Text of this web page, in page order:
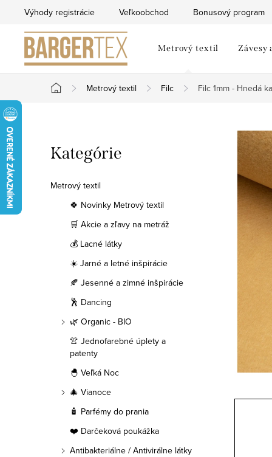
obsah
Výhody registrácie Veľkoobchod Bonusový program
Metrový textil Závesy
Domov
Metrový textil Filc Filc 1mm - Hnedá
o
č
Preskočiť
kategórie
Kategórie
Metrový textil
🍀 Novinky Metrový textil
🛒 Akcie a zľavy na metráž
💰 Lacné látky
☀️ Jarné a letné inšpirácie
🍂 Jesenné a zimné inšpirácie
🕺 Dancing
🌿 Organic - BIO
👚 Jednofarebné úplety a
patenty
🐣 Veľká Noc
🎄 Vianoce
🧴 Parfémy do prania
❤️ Darčeková poukážka
Antibakteriálne / Antivirálne látky